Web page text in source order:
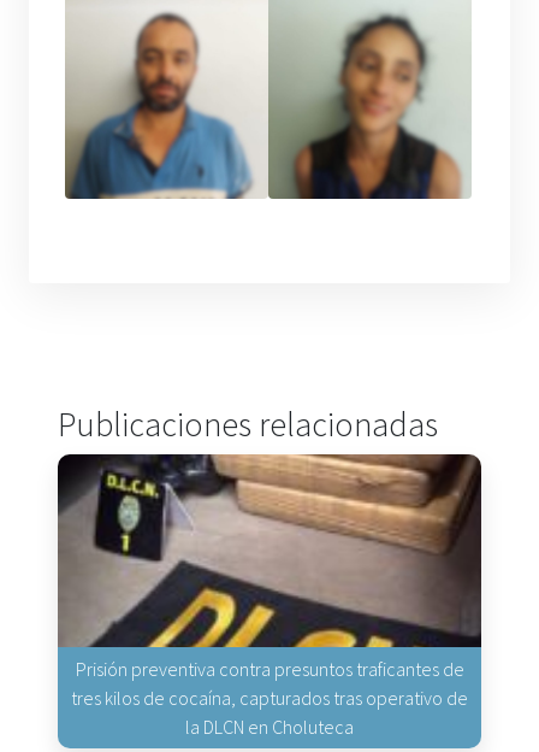
Publicaciones relacionadas
Prisión preventiva contra presuntos traficantes de
tres kilos de cocaína, capturados tras operativo de
la DLCN en Choluteca